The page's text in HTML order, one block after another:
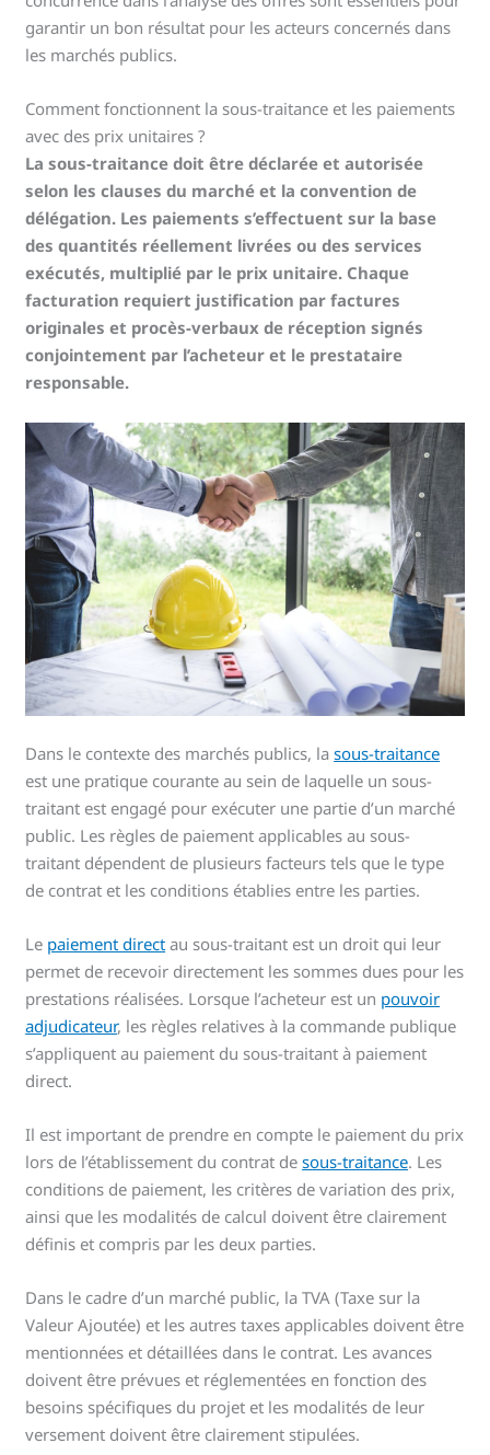
garantir un bon résultat pour les acteurs concernés dans
les marchés publics.
Comment fonctionnent la sous-traitance et les paiements
avec des prix unitaires ?
La sous-traitance doit être déclarée et autorisée
selon les clauses du marché et la convention de
délégation. Les paiements s’effectuent sur la base
des quantités réellement livrées ou des services
exécutés, multiplié par le prix unitaire. Chaque
facturation requiert justification par factures
originales et procès-verbaux de réception signés
conjointement par l’acheteur et le prestataire
responsable.
Dans le contexte des marchés publics, lasous-traitance
est une pratique courante au sein de laquelle un sous-
traitant est engagé pour exécuter une partie d’un marché
public. Les règles de paiement applicables au sous-
traitant dépendent de plusieurs facteurs tels que le type
de contrat et les conditions établies entre les parties.
Le paiement direct au sous-traitant est un droit qui leur
permet de recevoir directement les sommes dues pour les
prestations réalisées. Lorsque l’acheteur est un pouvoir
adjudicateur, les règles relatives à la commande publique
s’appliquent au paiement du sous-traitant à paiement
direct.
Il est important de prendre en compte le paiement du prix
lors de l’établissement du contrat desous-traitance. Les
conditions de paiement, les critères de variation des prix,
ainsi que les modalités de calcul doivent être clairement
définis et compris par les deux parties.
Dans le cadre d’un marché public, la TVA (Taxe sur la
Valeur Ajoutée) et les autres taxes applicables doivent être
mentionnées et détaillées dans le contrat. Les avances
doivent être prévues et réglementées en fonction des
besoins spécifiques du projet et les modalités de leur
versement doivent être clairement stipulées.